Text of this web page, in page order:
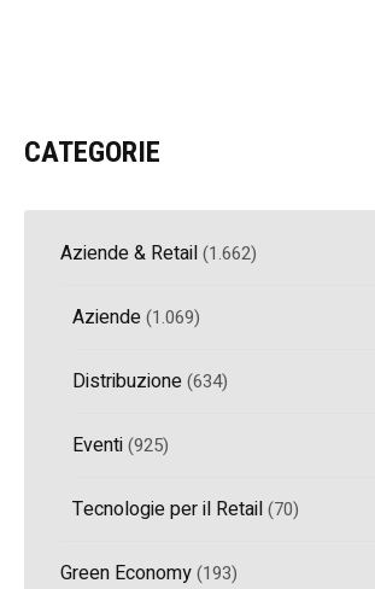
CATEGORIE
Aziende & Retail(1.662)
Aziende(1.069)
Distribuzione(634)
Eventi(925)
Tecnologie per il Retail(70)
Green Economy(193)